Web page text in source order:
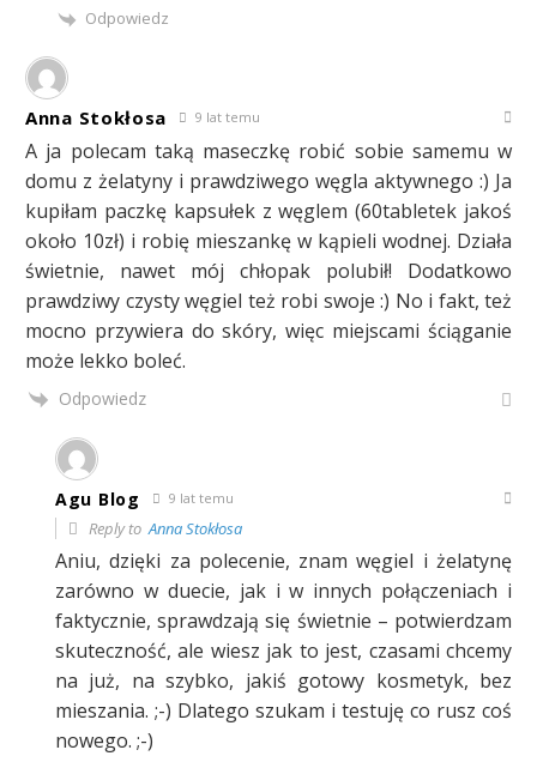
Odpowiedz
Anna Stokłosa 9 lat temu
A ja polecam taką maseczkę robić sobie samemu w
domu z żelatyny i prawdziwego węgla aktywnego :) Ja
kupiłam paczkę kapsułek z węglem (60tabletek jakoś
około 10zł) i robię mieszankę w kąpieli wodnej. Działa
świetnie, nawet mój chłopak polubił! Dodatkowo
prawdziwy czysty węgiel też robi swoje :) No i fakt, też
mocno przywiera do skóry, więc miejscami ściąganie
może lekko boleć.
Odpowiedz
Agu Blog 9 lat temu
Reply toAnna Stokłosa
Aniu, dzięki za polecenie, znam węgiel i żelatynę
zarówno w duecie, jak i w innych połączeniach i
faktycznie, sprawdzają się świetnie – potwierdzam
skuteczność, ale wiesz jak to jest, czasami chcemy
na już, na szybko, jakiś gotowy kosmetyk, bez
mieszania. ;-) Dlatego szukam i testuję co rusz coś
nowego. ;-)